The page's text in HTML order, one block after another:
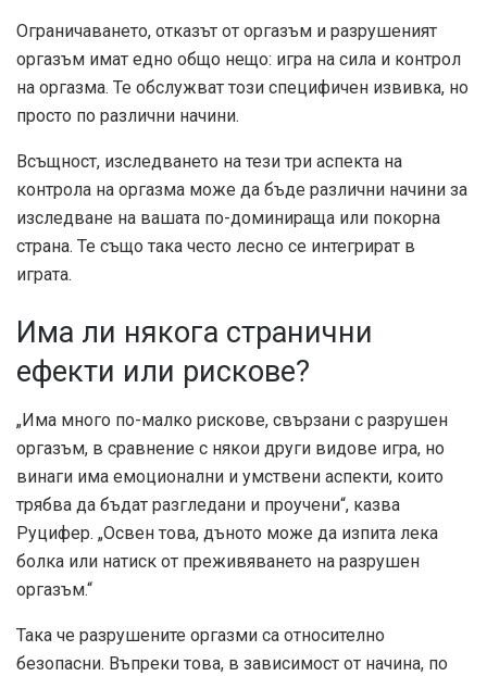
Ограничаването, отказът от оргазъм и разрушеният
оргазъм имат едно общо нещо: игра на сила и контрол
на оргазма. Те обслужват този специфичен извивка, но
просто по различни начини.
Всъщност, изследването на тези три аспекта на
контрола на оргазма може да бъде различни начини за
изследване на вашата по-доминираща или покорна
страна. Те също така често лесно се интегрират в
играта.
Има ли някога странични
ефекти или рискове?
„Има много по-малко рискове, свързани с разрушен
оргазъм, в сравнение с някои други видове игра, но
винаги има емоционални и умствени аспекти, които
трябва да бъдат разгледани и проучени“, казва
Руцифер. „Освен това, дъното може да изпита лека
болка или натиск от преживяването на разрушен
оргазъм.“
Така че разрушените оргазми са относително
безопасни. Въпреки това, в зависимост от начина, по